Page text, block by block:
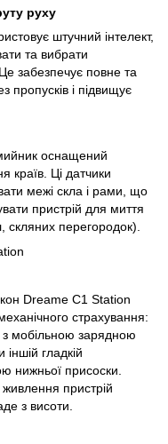
руху
штучний інтелект,
та вибрати
забезпечує повне та
пропусків і підвищує
оснащений
країв. Ці датчики
межі скла і рами, що
пристрій для миття
скляних перегородок).
Dreame C1 Station
страхування:
з мобільною зарядною
іншій гладкій
нижньої присоски.
живлення пристрій
з висоти.